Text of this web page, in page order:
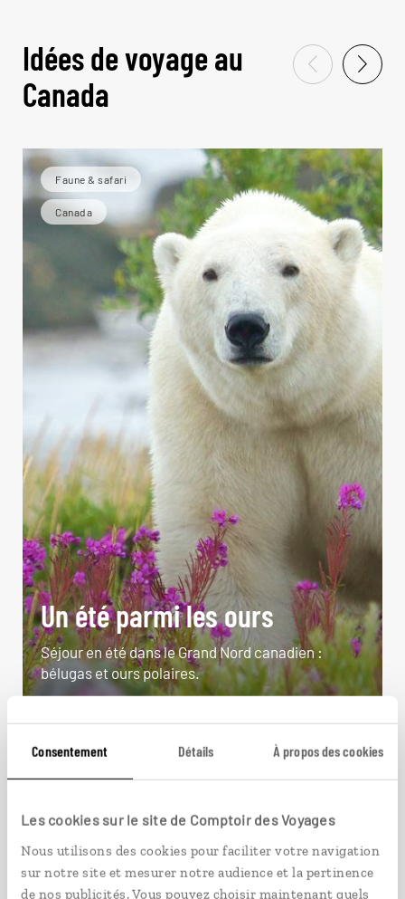
Consentement Détails À propos des cookies
Les cookies sur le site de Comptoir des Voyages
Nous utilisons des cookies pour faciliter votre navigation
sur notre site et mesurer notre audience et la pertinence
de nos publicités. Vous pouvez choisir maintenant quels
Idées de voyage au
Canada
Faune & safari
Canada
Un été parmi les ours
Séjour en été dans le Grand Nord canadien :
bélugas et ours polaires.
VOIR NOS 40 IDÉES DE VOYAGE AU CANADA